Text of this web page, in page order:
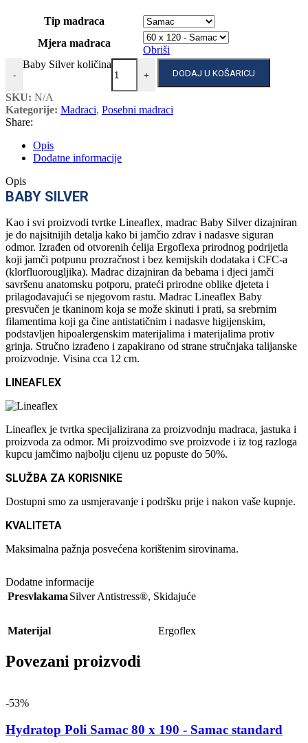
Tip madraca
Mjera madraca
Obriši
-
Baby Silver količina
+ DODAJ U KOŠARICU
SKU: N/A
Kategorije: Madraci, Posebni madraci
Share:
Opis
Dodatne informacije
Opis
BABY SILVER
Kao i svi proizvodi tvrtke Lineaflex, madrac Baby Silver dizajniran
je do najsitnijih detalja kako bi jamčio zdrav i nadasve siguran
odmor. Izrađen od otvorenih ćelija Ergoflexa prirodnog podrijetla
koji jamči potpunu prozračnost i bez kemijskih dodataka i CFC-a
(klorfluorougljika). Madrac dizajniran da bebama i djeci jamči
savršenu anatomsku potporu, prateći prirodne oblike djeteta i
prilagođavajući se njegovom rastu. Madrac Lineaflex Baby
presvučen je tkaninom koja se može skinuti i prati, sa srebrnim
filamentima koji ga čine antistatičnim i nadasve higijenskim,
podstavljen hipoalergenskim materijalima i materijalima protiv
grinja. Stručno izrađeno i zapakirano od strane stručnjaka talijanske
proizvodnje. Visina cca 12 cm.
LINEAFLEX
Lineaflex je tvrtka specijalizirana za proizvodnju madraca, jastuka i
proizvoda za odmor. Mi proizvodimo sve proizvode i iz tog razloga
kupcu jamčimo najbolju cijenu uz popuste do 50%.
SLUŽBA ZA KORISNIKE
Dostupni smo za usmjeravanje i podršku prije i nakon vaše kupnje.
KVALITETA
Maksimalna pažnja posvećena korištenim sirovinama.
Dodatne informacije
Presvlakama Silver Antistress®, Skidajuće
Materijal Ergoflex
Povezani proizvodi
-53%
Hydratop Poli Samac 80 x 190 - Samac standard